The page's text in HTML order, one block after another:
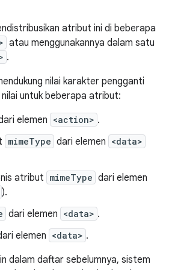
atribut ini di beberapa
atau menggunakannya dalam satu
.
nilai karakter pengganti
untuk beberapa atribut:
elemen <action> .
mimeType dari elemen <data>
atribut mimeType dari elemen
).
dari elemen <data> .
elemen <data> .
dalam daftar sebelumnya, sistem